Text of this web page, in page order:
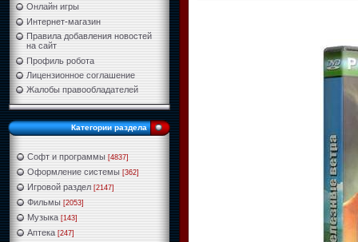
Онлайн игры
Интернет-магазин
Правила добавления новостей
на сайт
Профиль робота
Лицензионное соглашение
Жалобы правообладателей
Категории раздела
Софт и программы [4837]
Оформление системы [362]
Игровой раздел [2147]
Фильмы [2053]
Музыка [143]
Аптека [247]